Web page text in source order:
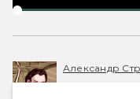
Александр